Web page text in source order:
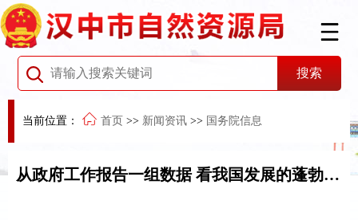
当前位置： 首页 >> 新闻资讯 >> 国务院信息
从政府工作报告一组数据 看我国发展的蓬勃活力